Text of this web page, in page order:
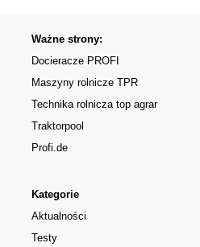
Kategorie
Aktualności
Testy
Ważne strony:
Docieracze PROFI
Maszyny rolnicze TPR
Technika rolnicza top agrar
Traktorpool
Profi.de